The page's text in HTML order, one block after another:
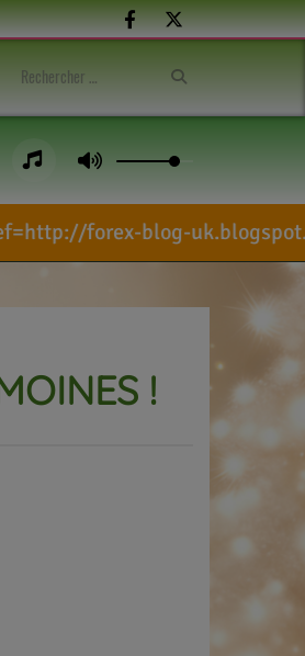
uk.blogspot.com/search/
!